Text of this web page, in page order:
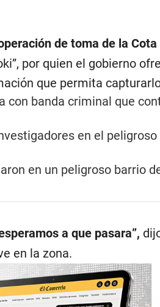
de toma de la Cota
por quien el gobierno
que permita
con banda criminal que
en el
en un peligroso barrio
a que pasara”,
en la zona.